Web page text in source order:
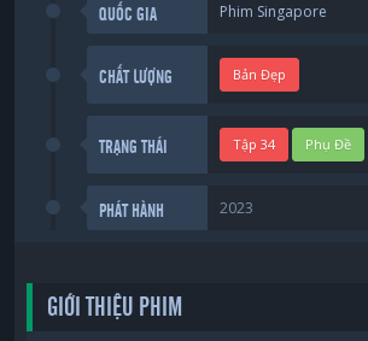
QUỐC GIA Phim Singapore
CHẤT LƯỢNG Bản Đẹp
TRẠNG THÁI Tập 34 Phụ Đề
PHÁT HÀNH 2023
GIỚI THIỆU PHIM